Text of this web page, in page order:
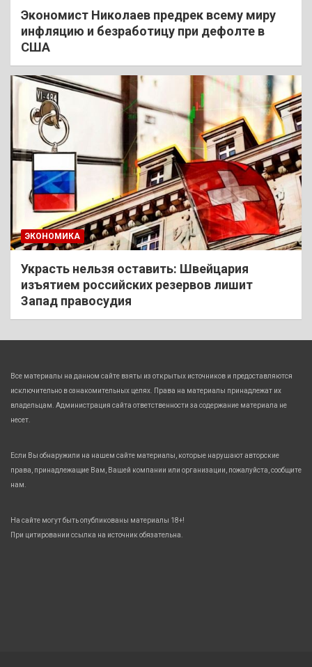
Экономист Николаев предрек всему миру
инфляцию и безработицу при дефолте в
США
ЭКОНОМИКА
Украсть нельзя оставить: Швейцария
изъятием российских резервов лишит
Запад правосудия
Все материалы на данном сайте взяты из открытых источников и предоставляются
исключительно в ознакомительных целях. Права на материалы принадлежат их
владельцам. Администрация сайта ответственности за содержание материала не
несет.
Если Вы обнаружили на нашем сайте материалы, которые нарушают авторские
права, принадлежащие Вам, Вашей компании или организации, пожалуйста, сообщите
нам.
На сайте могут быть опубликованы материалы 18+!
При цитировании ссылка на источник обязательна.